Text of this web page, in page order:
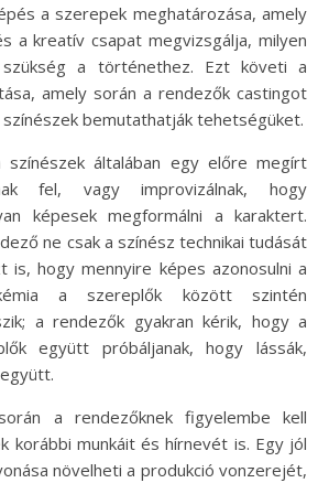
a szerepek meghatározása, amely
a kreatív csapat megvizsgálja, milyen
a történethez. Ezt követi a
amely során a rendezők castingot
bemutathatják tehetségüket.
általában egy előre megírt
fel, vagy improvizálnak, hogy
képesek megformálni a karaktert.
ne csak a színész technikai tudását
is, hogy mennyire képes azonosulni a
a szereplők között szintén
a rendezők gyakran kérik, hogy a
együtt próbáljanak, hogy lássák,
a rendezőknek figyelembe kell
korábbi munkáit és hírnevét is. Egy jól
növelheti a produkció vonzerejét,